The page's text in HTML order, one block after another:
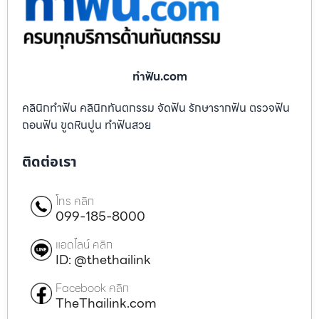
ทําฟัน.com
คลินิกทำฟัน คลินิกทันตกรรม จัดฟัน รักษารากฟัน ตรวจฟัน
ถอนฟัน ขูดหินปูน ทำฟันสวย
ติดต่อเรา
โทร คลิก
099-185-8000
แอดไลน์ คลิก
ID: @thethailink
Facebook คลิก
TheThailink.com